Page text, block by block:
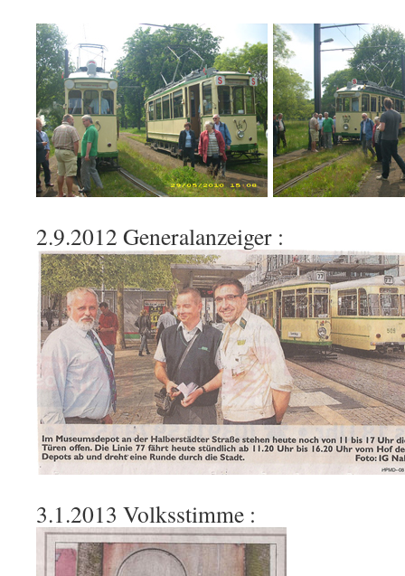
2.9.2012 Generalanzeiger :
3.1.2013 Volksstimme :